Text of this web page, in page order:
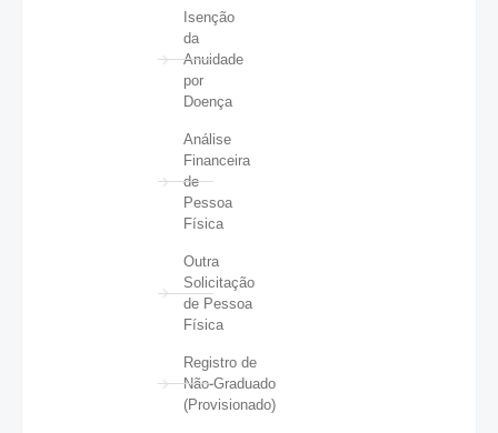
Isenção
da
Anuidade
por
Doença
Análise
Financeira
de
Pessoa
Física
Outra
Solicitação
de Pessoa
Física
Registro de
Não-Graduado
(Provisionado)